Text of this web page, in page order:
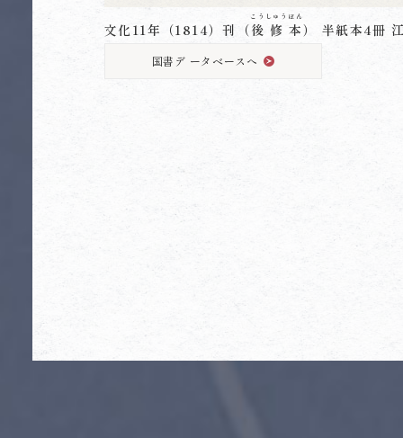
文化11年（1814）刊（後
こう
修
しゅう
本
ぼん
） 半紙本4冊
国書デ ータベースへ